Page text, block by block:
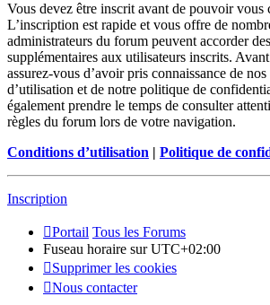
Vous devez être inscrit avant de pouvoir vous
L’inscription est rapide et vous offre de
administrateurs du forum peuvent accorder
supplémentaires aux utilisateurs inscrits.
assurez-vous d’avoir pris connaissance de
d’utilisation et de notre politique de
également prendre le temps de consulter
règles du forum lors de votre navigation.
Conditions d’utilisation | Politique de
Inscription
Portail Tous les Forums
Fuseau horaire surUTC+02:00
Supprimer les cookies
Nous contacter